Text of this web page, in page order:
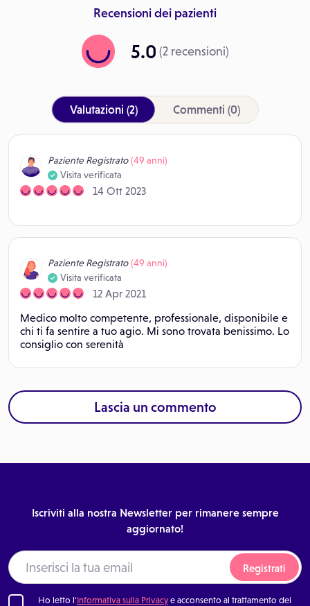
Recensioni dei pazienti
5.0 (2 recensioni)
Valutazioni (2) Commenti (0)
Paziente Registrato (49 anni)
14 Ott 2023
Visita verificata
Paziente Registrato (49 anni)
12 Apr 2021
Visita verificata
Medico molto competente, professionale, disponibile e
chi ti fa sentire a tuo agio. Mi sono trovata benissimo. Lo
consiglio con serenità
Lascia un commento
Iscriviti alla nostra Newsletter per rimanere sempre
aggiornato!
Registrati
Ho letto l'Informativa sulla Privacye acconsento al trattamento dei